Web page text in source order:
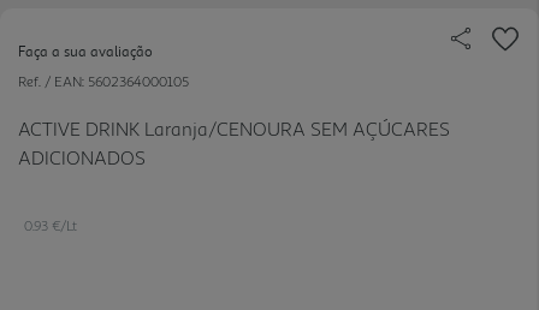
Faça a sua avaliação
Ref. / EAN: 5602364000105
ACTIVE DRINK Laranja/CENOURA SEM AÇÚCARES
ADICIONADOS
0.93 €/Lt